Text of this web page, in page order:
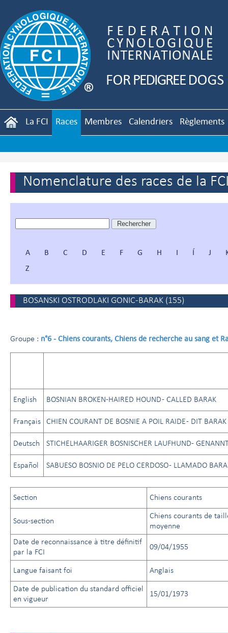
La FCI Races Membres Calendriers Règlements
Nomenclature des races de la
A B C D E F G H I Í J
Z
BOSANSKI OSTRODLAKI GONIC-BARAK (155)
Groupe : n°6 - Chiens courants, Chiens de recherche au sang et
English BOSNIAN BROKEN-HAIRED HOUND - CALLED BARAK
Français CHIEN COURANT DE BOSNIE A POIL RAIDE - DIT BARAK
Deutsch STICHELHAARIGER BOSNISCHER LAUFHUND-
Español SABUESO BOSNIO DE PELO CERDOSO - LLAMADO
Section Chiens courants
Sous-section
Chiens courants de
moyenne
Date de reconnaissance à titre définitif
par la FCI
09/04/1955
Langue faisant foi Anglais
Date de publication du standard officiel
en vigueur
15/01/1973